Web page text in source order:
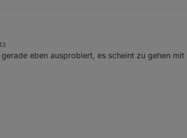
eben ausprobiert, es scheint zu gehen mit